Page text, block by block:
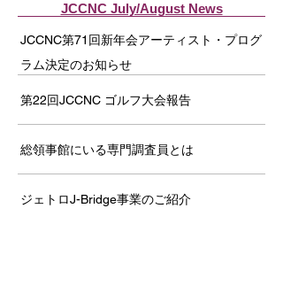
JCCNC July/August News
JCCNC第71回新年会アーティスト・プログ
ラム決定のお知らせ
第22回JCCNC ゴルフ大会報告
総領事館にいる専門調査員とは
ジェトロJ-Bridge事業のご紹介